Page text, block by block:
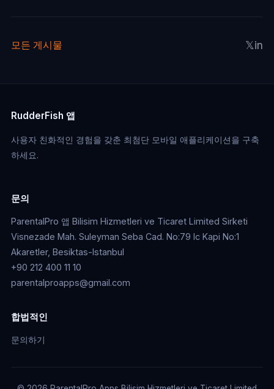
모든 게시물 𝕏in
RudderFish 앱
사용자 친화적인 경험을 갖춘 최첨단 모바일 애플리케이션을 구축
하세요.
문의
ParentalPro 앱 Bilisim Hizmetleri ve Ticaret Limited Sirketi
Visnezade Mah. Suleyman Seba Cad. No:79 Ic Kapi No:1
Akaretler, Besiktas-Istanbul
+90 212 400 11 10
parentalproapps@gmail.com
합법적인
문의하기